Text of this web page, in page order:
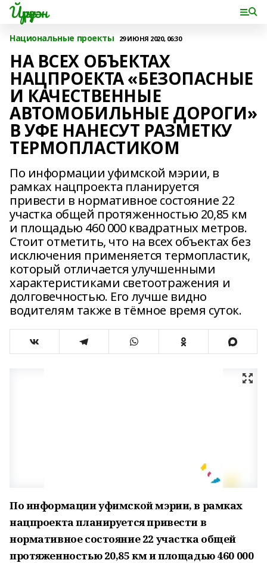
Йүрүҙән
Национальные проекты 29 ИЮНЯ 2020, 06:30
НА ВСЕХ ОБЪЕКТАХ
НАЦПРОЕКТА «БЕЗОПАСНЫЕ
И КАЧЕСТВЕННЫЕ
АВТОМОБИЛЬНЫЕ ДОРОГИ»
В УФЕ НАНЕСУТ РАЗМЕТКУ
ТЕРМОПЛАСТИКОМ
По информации уфимской мэрии, в
рамках нацпроекта планируется
привести в нормативное состояние 22
участка общей протяженностью 20,85 км
и площадью 460 000 квадратных метров.
Стоит отметить, что на всех объектах без
исключения применяется термопластик,
который отличается улучшенными
характеристиками светоотражения и
долговечностью. Его лучше видно
водителям также в тёмное время суток.
По информации уфимской мэрии, в рамках
нацпроекта планируется привести в
нормативное состояние 22 участка общей
протяженностью 20,85 км и площадью 460 000